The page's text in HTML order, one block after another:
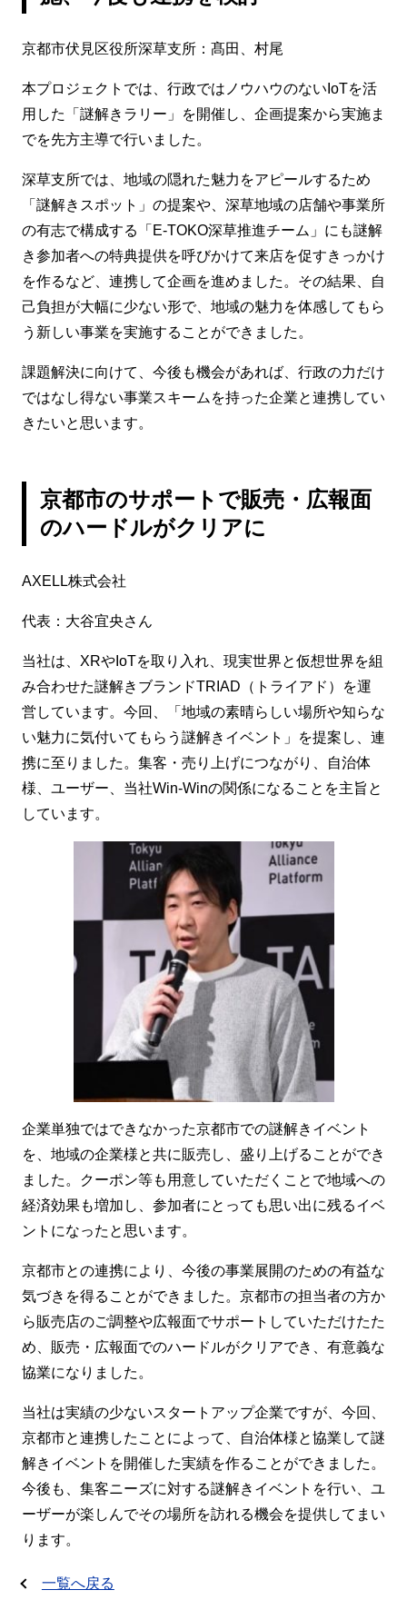
京都市伏見区役所深草支所：髙田、村尾
本プロジェクトでは、行政ではノウハウのないIoTを活
用した「謎解きラリー」を開催し、企画提案から実施ま
でを先方主導で行いました。
深草支所では、地域の隠れた魅力をアピールするため
「謎解きスポット」の提案や、深草地域の店舗や事業所
の有志で構成する「E-TOKO深草推進チーム」にも謎解
き参加者への特典提供を呼びかけて来店を促すきっかけ
を作るなど、連携して企画を進めました。その結果、自
己負担が大幅に少ない形で、地域の魅力を体感してもら
う新しい事業を実施することができました。
課題解決に向けて、今後も機会があれば、行政の力だけ
ではなし得ない事業スキームを持った企業と連携してい
きたいと思います。
京都市のサポートで販売・広報面
のハードルがクリアに
AXELL株式会社
代表：大谷宜央さん
当社は、XRやIoTを取り入れ、現実世界と仮想世界を組
み合わせた謎解きブランドTRIAD（トライアド）を運
営しています。今回、「地域の素晴らしい場所や知らな
い魅力に気付いてもらう謎解きイベント」を提案し、連
携に至りました。集客・売り上げにつながり、自治体
様、ユーザー、当社Win-Winの関係になることを主旨と
しています。
企業単独ではできなかった京都市での謎解きイベント
を、地域の企業様と共に販売し、盛り上げることができ
ました。クーポン等も用意していただくことで地域への
経済効果も増加し、参加者にとっても思い出に残るイベ
ントになったと思います。
京都市との連携により、今後の事業展開のための有益な
気づきを得ることができました。京都市の担当者の方か
ら販売店のご調整や広報面でサポートしていただけたた
め、販売・広報面でのハードルがクリアでき、有意義な
協業になりました。
当社は実績の少ないスタートアップ企業ですが、今回、
京都市と連携したことによって、自治体様と協業して謎
解きイベントを開催した実績を作ることができました。
今後も、集客ニーズに対する謎解きイベントを行い、ユ
ーザーが楽しんでその場所を訪れる機会を提供してまい
ります。
一覧へ戻る